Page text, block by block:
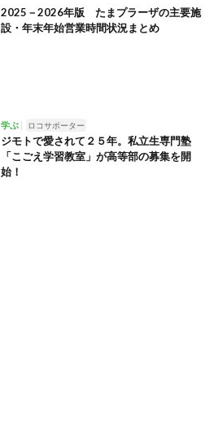
2025－2026年版 たまプラーザの主要施
設・年末年始営業時間状況まとめ
学ぶ ロコサポーター
ジモトで愛されて２５年。私立生専門塾
「こごえ学習教室」が高等部の募集を開
始！